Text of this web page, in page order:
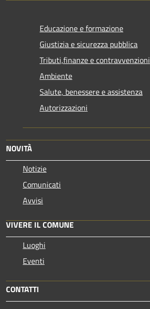
Educazione e formazione
Giustizia e sicurezza pubblica
Tributi,finanze e contravvenzioni
Ambiente
Salute, benessere e assistenza
Autorizzazioni
NOVITÀ
Notizie
Comunicati
Avvisi
VIVERE IL COMUNE
Luoghi
Eventi
CONTATTI